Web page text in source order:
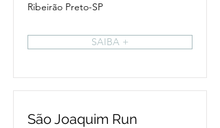
Ribeirão Preto-SP
SAIBA +
São Joaquim Run